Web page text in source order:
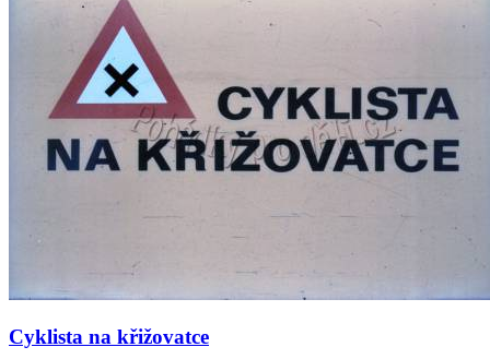
Cyklista na křižovatce